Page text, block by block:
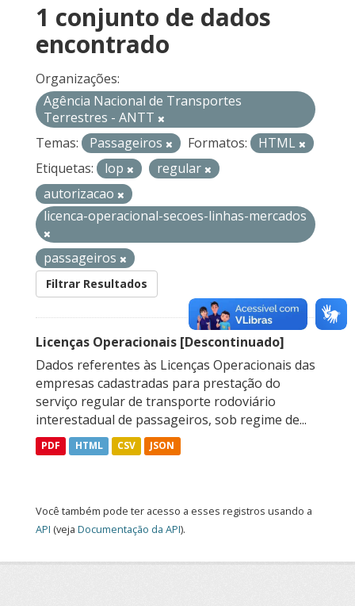
1 conjunto de dados
encontrado
Organizações:
Agência Nacional de Transportes
Terrestres - ANTT
Temas:
Passageiros Formatos:
HTML
Etiquetas:
lop
regular
autorizacao
licenca-operacional-secoes-linhas-mercados
passageiros
Filtrar Resultados
Licenças Operacionais [Descontinuado]
Dados referentes às Licenças Operacionais das
empresas cadastradas para prestação do
serviço regular de transporte rodoviário
interestadual de passageiros, sob regime de...
PDF HTML CSV JSON
Você também pode ter acesso a esses registros usando a
API (veja Documentação da API).